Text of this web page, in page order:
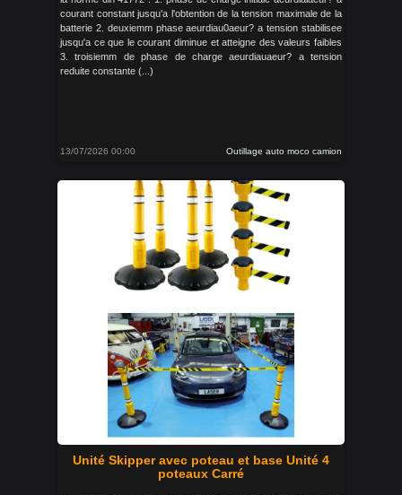
courant constant jusqu'a l'obtention de la tension maximale de la
batterie 2. deuxiemm phase aeurdiau0aeur? a tension stabilisee
jusqu'a ce que le courant diminue et atteigne des valeurs faibles
3. troisiemm de phase de charge aeurdiauaeur? a tension
reduite constante (...)
13/07/2026 00:00 Outillage auto moco camion
Unité Skipper avec poteau et base Unité 4
poteaux Carré